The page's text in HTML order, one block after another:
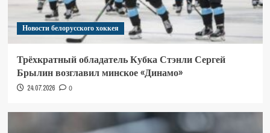
Новости белорусского хоккея
Трёхкратный обладатель Кубка Стэнли Сергей
Брылин возглавил минское «Динамо»
24.07.2026 0